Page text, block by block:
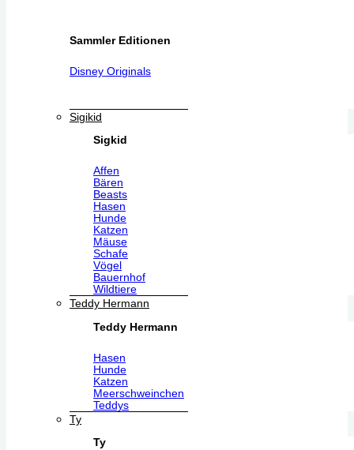
Sammler Editionen
Disney Originals
Sigikid
Sigkid
Affen
Bären
Beasts
Hasen
Hunde
Katzen
Mäuse
Schafe
Vögel
Bauernhof
Wildtiere
Teddy Hermann
Teddy Hermann
Hasen
Hunde
Katzen
Meerschweinchen
Teddys
Ty
Ty